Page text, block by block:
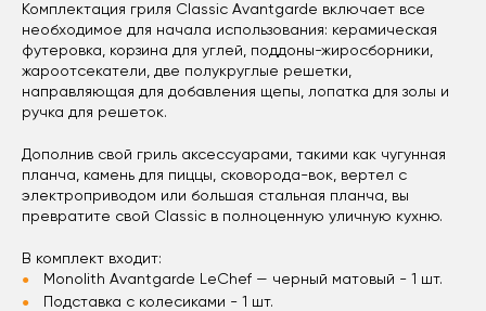
Комплектация гриля Classic Avantgarde включает все
необходимое для начала использования: керамическая
футеровка, корзина для углей, поддоны-жиросборники,
жароотсекатели, две полукруглые решетки,
направляющая для добавления щепы, лопатка для золы и
ручка для решеток.
Дополнив свой гриль аксессуарами, такими как чугунная
планча, камень для пиццы, сковорода-вок, вертел с
электроприводом или большая стальная планча, вы
превратите свой Classic в полноценную уличную кухню.
В комплект входит:
Monolith Avantgarde LeChef — черный матовый - 1 шт.
Подставка с колесиками - 1 шт.